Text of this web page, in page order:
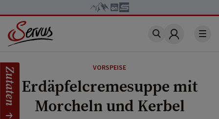
Account
VORSPEISE
Erdäpfelcremesuppe mit
Morcheln und Kerbel
Zutaten